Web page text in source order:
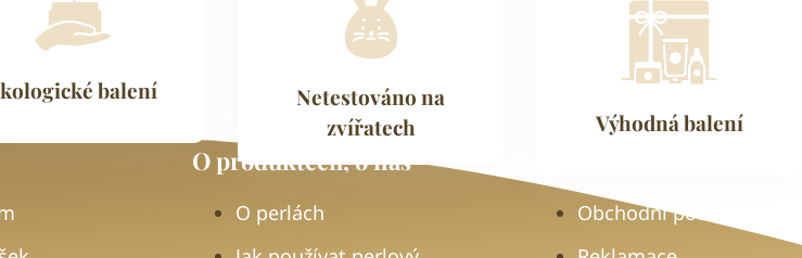
balení
Netestováno na
zvířatech
Výhodná balení
O produktech, o nás
O perlách
Obchodní podmínky